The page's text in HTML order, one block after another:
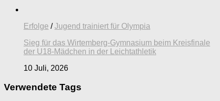
Erfolge /Jugend trainiert für Olympia
Sieg für das Wirtemberg-Gymnasium beim Kreisfinale
der U18-Mädchen in der Leichtathletik
10 Juli, 2026
Verwendete Tags